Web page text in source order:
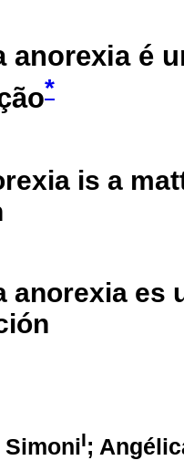
anorexia é
*
is a
anorexia es
SimoniI;